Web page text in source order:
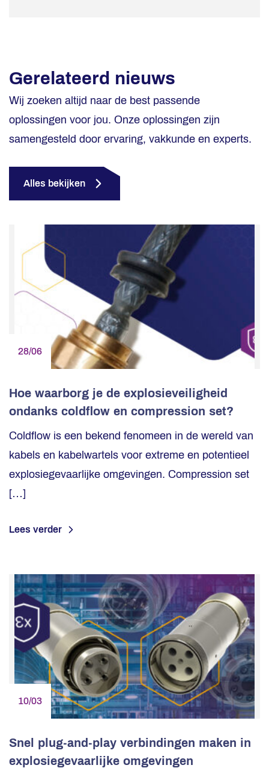
Gerelateerd nieuws
Wij zoeken altijd naar de best passende
oplossingen voor jou. Onze oplossingen zijn
samengesteld door ervaring, vakkunde en experts.
Alles bekijken
28/06
Hoe waarborg je de explosieveiligheid
ondanks coldflow en compression set?
Coldflow is een bekend fenomeen in de wereld van
kabels en kabelwartels voor extreme en potentieel
explosiegevaarlijke omgevingen. Compression set
[…]
Lees verder
10/03
Snel plug-and-play verbindingen maken in
explosiegevaarlijke omgevingen